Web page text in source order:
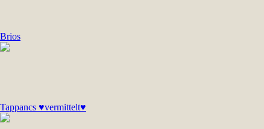
Brios
Tappancs ♥vermittelt♥